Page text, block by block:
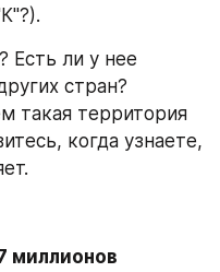
Есть ли у нее
стран?
такая территория
когда узнаете,
миллионов